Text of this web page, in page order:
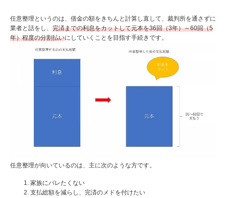
任意整理というのは、借金の額をきちんと計算し直して、裁判所を通さずに
業者と話をし、 完済までの利息をカットして元本を36回（3年）～60回（5
年）程度の分割払いにしていくことを目指す手続きです。
任意整理が向いているのは、主に次のような方です。
家族にバレたくない
支払総額を減らし、完済のメドを付けたい